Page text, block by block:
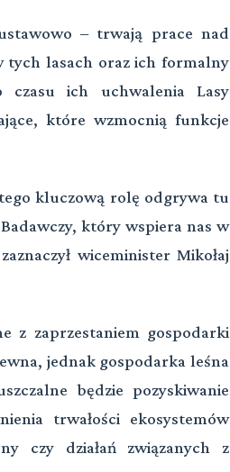
– trwają prace nad
tych lasach oraz ich formalny
ich uchwalenia Lasy
które wzmocnią funkcje
kluczową rolę odgrywa tu
który wspiera nas w
wiceminister Mikołaj
z zaprzestaniem gospodarki
jednak gospodarka leśna
będzie pozyskiwanie
trwałości ekosystemów
czy działań związanych z